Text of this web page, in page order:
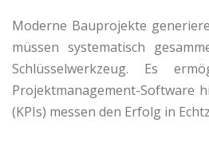
Moderne Bauprojekte
müssen systematisch
Schlüsselwerkzeug. Es
Projektmanagement-Software
(KPIs) messen den Erfolg in